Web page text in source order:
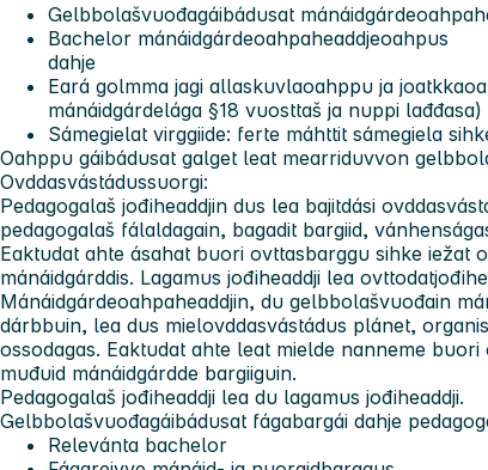
Gelbbolašvuođagáibádusat
Bachelor mánáidgárdeoahpaheaddjeoahpus
dahje
Eará golmma jagi allaskuvlaoahppu ja
mánáidgárdelága §18 vuosttaš ja nuppi lađđasa)
Sámegielat virggiide: ferte máhttit sámegiela
Oahppu gáibádusat galget leat mearriduvvon
Ovddasvástádussuorgi:
Pedagogalaš jođiheaddjin dus lea bajitdási
pedagogalaš fálaldagain, bagadit bargiid,
Eaktudat ahte ásahat buori ovttasbarggu sihke iežat
mánáidgárddis. Lagamus jođiheaddji lea
Mánáidgárdeoahpaheaddjin, du gelbbolašvuođain
dárbbuin, lea dus mielovddasvástádus plánet,
ossodagas. Eaktudat ahte leat mielde nanneme
muđuid mánáidgárdde bargiiguin.
Pedagogalaš jođiheaddji lea du lagamus jođiheaddji.
Gelbbolašvuođagáibádusat fágabargái dahje
Relevánta bachelor